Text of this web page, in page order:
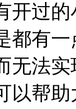
开过
都有
无法
以帮